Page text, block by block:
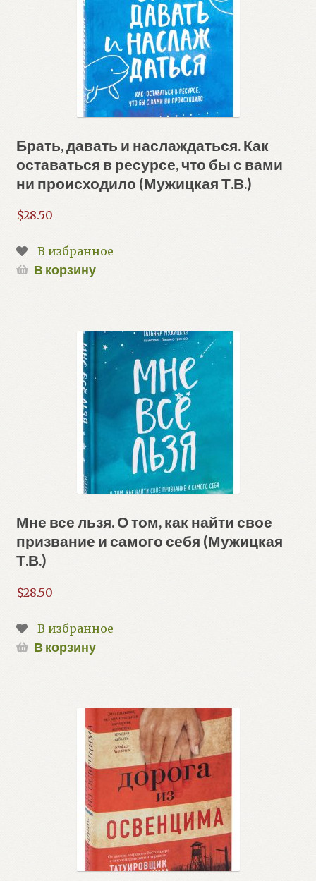
Брать, давать и наслаждаться. Как
оставаться в ресурсе, что бы с вами
ни происходило (Мужицкая Т.В.)
$28.50
В избранное
В корзину
Мне все льзя. О том, как найти свое
призвание и самого себя (Мужицкая
Т.В.)
$28.50
В избранное
В корзину